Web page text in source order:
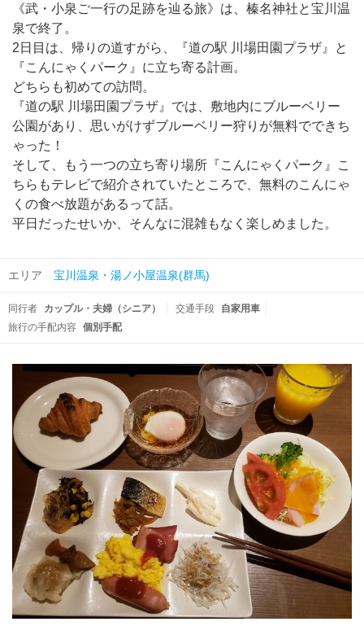
《武・小泉ご一行の足跡を辿る旅》は、榛名神社と宝川温
泉で終了。
2日目は、帰りの道すがら、『道の駅 川場田園プラザ』と
『こんにゃくパーク』に立ち寄る計画。
どちらも初めての訪問。
『道の駅 川場田園プラザ』では、敷地内にブルーベリー
公園があり、思いがけずブルーベリー狩りが無料でできち
ゃった！
そして、もう一つの立ち寄り場所『こんにゃくパーク』こ
ちらもテレビで紹介されていたところで、無料のこんにゃ
くの食べ放題があるって話。
平日だったせいか、そんなに混雑もなく楽しめました。
エリア 宝川温泉・湯ノ小屋温泉(群馬)
同行者 カップル・夫婦（シニア） 交通手段
自家用車
旅行の手配内容
個別手配